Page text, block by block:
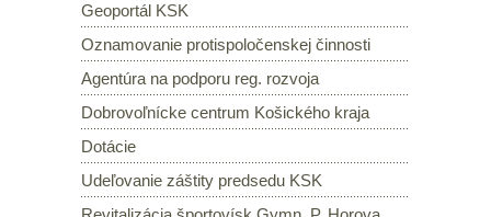
Geoportál KSK
Oznamovanie protispoločenskej činnosti
Agentúra na podporu reg. rozvoja
Dobrovoľnícke centrum Košického kraja
Dotácie
Udeľovanie záštity predsedu KSK